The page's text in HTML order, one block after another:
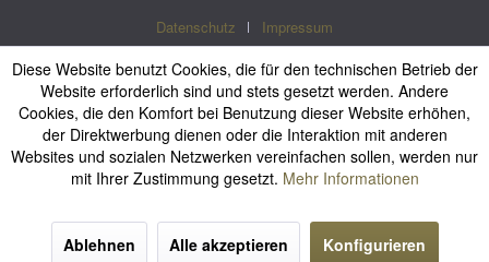
Datenschutz
Impressum
Diese Website benutzt Cookies, die für den technischen Betrieb der
Website erforderlich sind und stets gesetzt werden. Andere
Cookies, die den Komfort bei Benutzung dieser Website erhöhen,
der Direktwerbung dienen oder die Interaktion mit anderen
Websites und sozialen Netzwerken vereinfachen sollen, werden nur
mit Ihrer Zustimmung gesetzt. Mehr Informationen
Ablehnen Alle akzeptieren Konfigurieren